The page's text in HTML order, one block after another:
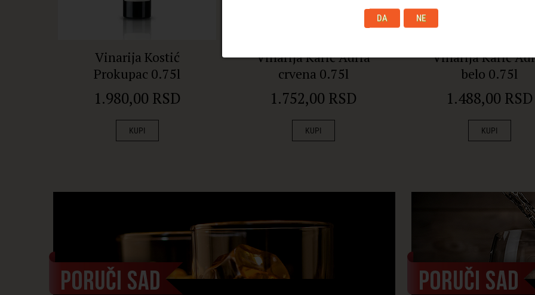
DA NE
Vinarija Kostić
Prokupac 0.75l
1.980,00 RSD
KUPI
Vinarija Karić Adria
crvena 0.75l
1.752,00 RSD
KUPI
Vinarija Karić
belo 0.75l
1.488,00 RSD
KUPI